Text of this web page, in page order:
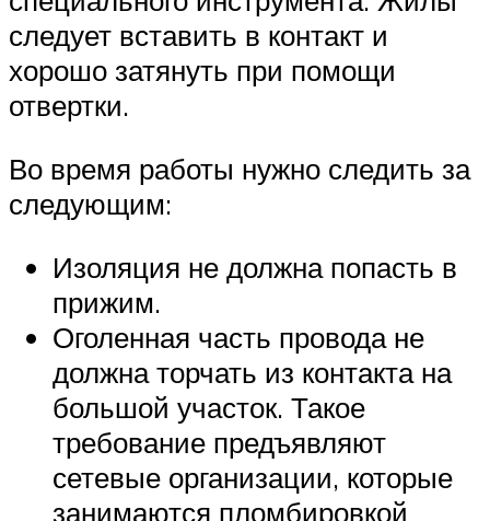
следует вставить в контакт и
хорошо затянуть при помощи
отвертки.
Во время работы нужно следить за
следующим:
Изоляция не должна попасть в
прижим.
Оголенная часть провода не
должна торчать из контакта на
большой участок. Такое
требование предъявляют
сетевые организации, которые
занимаются пломбировкой